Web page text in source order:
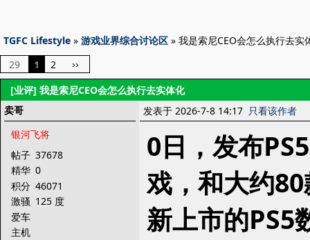
TGFC Lifestyle » 游戏业界综合讨论区 » 我是索尼CEO会怎么执行去实
29
1 2 ››
[业评] 我是索尼CEO会怎么执行去实体化
卖哥
银河飞将
帖子 37678
精华 0
积分 46071
激骚 125 度
爱车
主机
发表于 2026-7-8 14:17 只看该作者
0日，发布
戏，和大约
新上市的PS5